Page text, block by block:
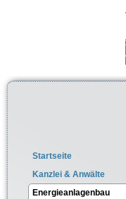
Startseite
Kanzlei & Anwälte
Energieanlagenbau